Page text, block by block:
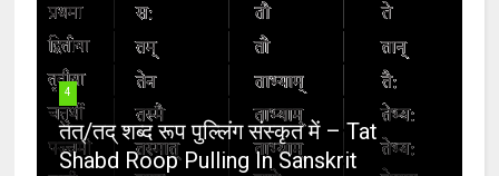
4
तत्/तद् शब्द रूप पुल्लिंग संस्कृत में – Tat
Shabd Roop Pulling In Sanskrit